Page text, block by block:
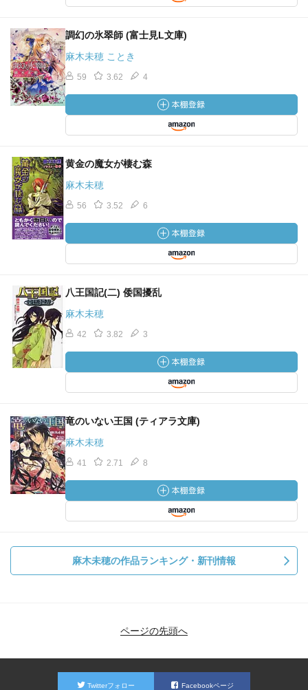
調幻の氷翠師 (富士見L文庫)
麻木未穂 ことき
59 3.62 4
黄金の魔女が棲む森
麻木未穂
56 3.52 6
八王国記(二) 倭国擾乱
麻木未穂
42 3.82 3
竜のいない王国 (ティアラ文庫)
麻木未穂
41 2.71 8
麻木未穂の作品ランキング・新刊情報
ページの先頭へ
Twitterフォロー Facebookページ